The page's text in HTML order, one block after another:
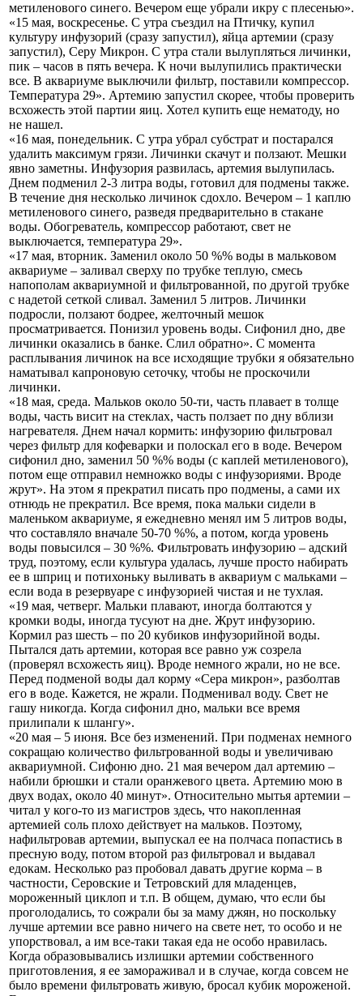
метиленового синего. Вечером еще убрали икру с плесенью».
«15 мая, воскресенье. С утра съездил на Птичку, купил
культуру инфузорий (сразу запустил), яйца артемии (сразу
запустил), Серу Микрон. С утра стали вылупляться личинки,
пик – часов в пять вечера. К ночи вылупились практически
все. В аквариуме выключили фильтр, поставили компрессор.
Температура 29». Артемию запустил скорее, чтобы проверить
всхожесть этой партии яиц. Хотел купить еще нематоду, но
не нашел.
«16 мая, понедельник. С утра убрал субстрат и постарался
удалить максимум грязи. Личинки скачут и ползают. Мешки
явно заметны. Инфузория развилась, артемия вылупилась.
Днем подменил 2-3 литра воды, готовил для подмены также.
В течение дня несколько личинок сдохло. Вечером – 1 каплю
метиленового синего, разведя предварительно в стакане
воды. Обогреватель, компрессор работают, свет не
выключается, температура 29».
«17 мая, вторник. Заменил около 50 %% воды в мальковом
аквариуме – заливал сверху по трубке теплую, смесь
напополам аквариумной и фильтрованной, по другой трубке
с надетой сеткой сливал. Заменил 5 литров. Личинки
подросли, ползают бодрее, желточный мешок
просматривается. Понизил уровень воды. Сифонил дно, две
личинки оказались в банке. Слил обратно». С момента
расплывания личинок на все исходящие трубки я обязательно
наматывал капроновую сеточку, чтобы не проскочили
личинки.
«18 мая, среда. Мальков около 50-ти, часть плавает в толще
воды, часть висит на стеклах, часть ползает по дну вблизи
нагревателя. Днем начал кормить: инфузорию фильтровал
через фильтр для кофеварки и полоскал его в воде. Вечером
сифонил дно, заменил 50 %% воды (с каплей метиленового),
потом еще отправил немножко воды с инфузориями. Вроде
жрут». На этом я прекратил писать про подмены, а сами их
отнюдь не прекратил. Все время, пока мальки сидели в
маленьком аквариуме, я ежедневно менял им 5 литров воды,
что составляло вначале 50-70 %%, а потом, когда уровень
воды повысился – 30 %%. Фильтровать инфузорию – адский
труд, поэтому, если культура удалась, лучше просто набирать
ее в шприц и потихоньку выливать в аквариум с мальками –
если вода в резервуаре с инфузорией чистая и не тухлая.
«19 мая, четверг. Мальки плавают, иногда болтаются у
кромки воды, иногда тусуют на дне. Жрут инфузорию.
Кормил раз шесть – по 20 кубиков инфузорийной воды.
Пытался дать артемии, которая все равно уж созрела
(проверял всхожесть яиц). Вроде немного жрали, но не все.
Перед подменой воды дал корму «Сера микрон», разболтав
его в воде. Кажется, не жрали. Подменивал воду. Свет не
гашу никогда. Когда сифонил дно, мальки все время
прилипали к шлангу».
«20 мая – 5 июня. Все без изменений. При подменах немного
сокращаю количество фильтрованной воды и увеличиваю
аквариумной. Сифоню дно. 21 мая вечером дал артемию –
набили брюшки и стали оранжевого цвета. Артемию мою в
двух водах, около 40 минут». Относительно мытья артемии –
читал у кого-то из магистров здесь, что накопленная
артемией соль плохо действует на мальков. Поэтому,
нафильтровав артемии, выпускал ее на полчаса попастись в
пресную воду, потом второй раз фильтровал и выдавал
едокам. Несколько раз пробовал давать другие корма – в
частности, Серовские и Тетровский для младенцев,
мороженный циклоп и т.п. В общем, думаю, что если бы
проголодались, то сожрали бы за маму джян, но поскольку
лучше артемии все равно ничего на свете нет, то особо и не
упорствовал, а им все-таки такая еда не особо нравилась.
Когда образовывались излишки артемии собственного
приготовления, я ее замораживал и в случае, когда совсем не
было времени фильтровать живую, бросал кубик мороженой.